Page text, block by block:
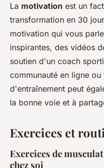
La motivation est un
transformation en 30
motivation qui vous
inspirantes, des vidéos
soutien d'un coach
communauté en ligne
d'entraînement peut
la bonne voie et à
Exercices et
Exercices de
chez soi